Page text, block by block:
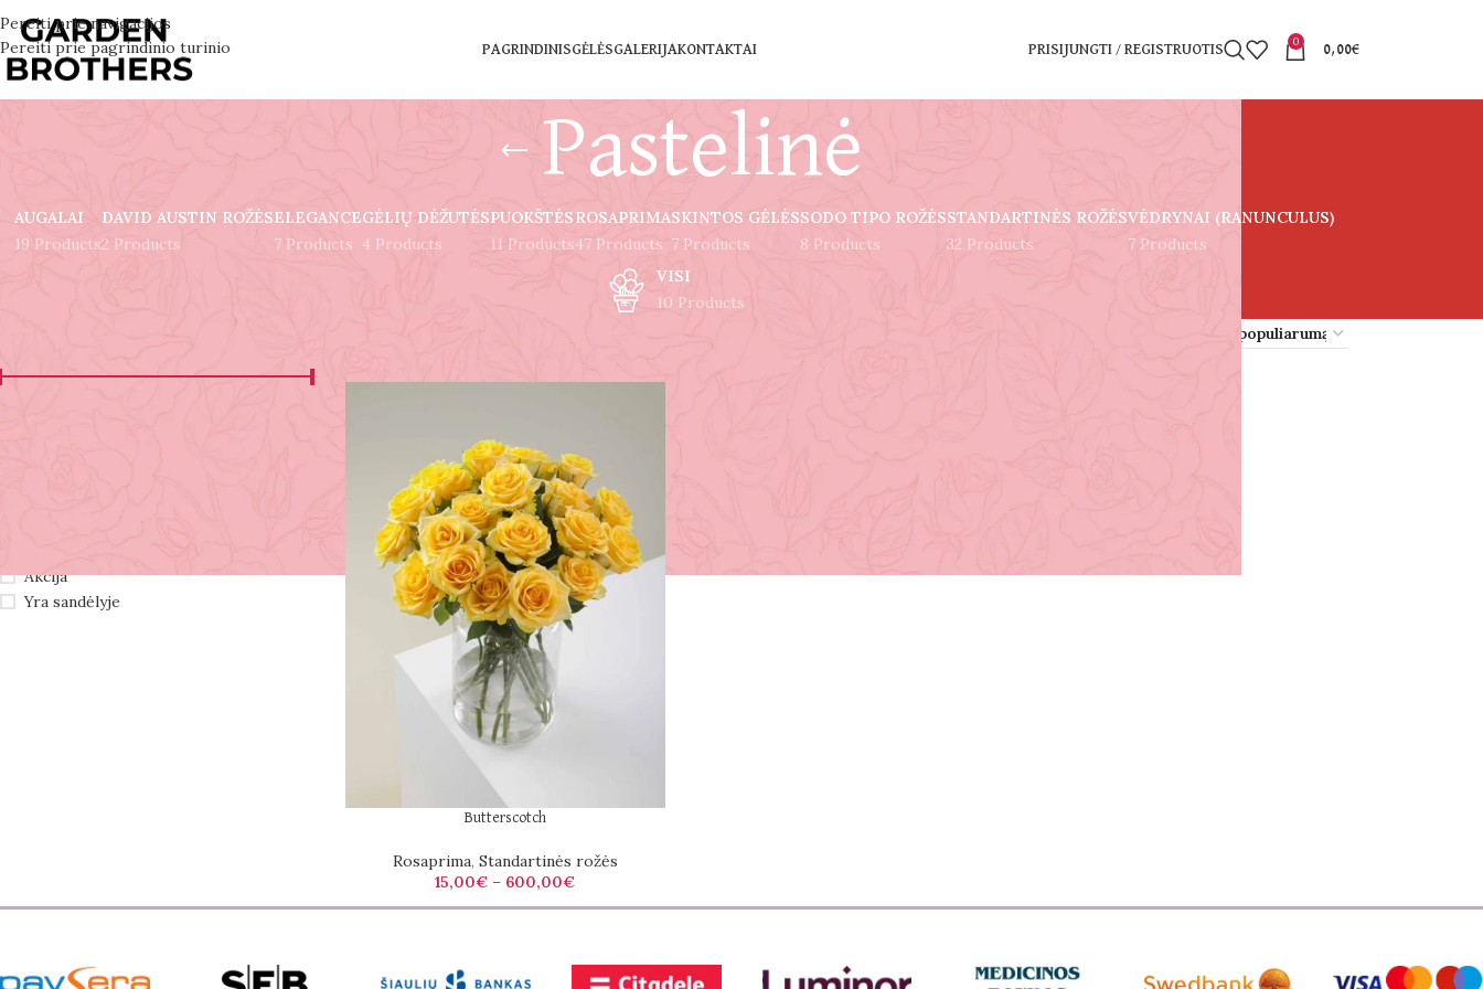
Pereiti prie navigacijos
Pereiti prie pagrindinio turinio
PAGRINDINISGĖLĖSGALERIJAKONTAKTAI PRISIJUNGTI / REGISTRUOTIS
0
0,00€
Pastelinė
AUGALAI
19 Products
DAVID AUSTIN ROŽĖS
2 Products
ELEGANCE
7 Products
GĖLIŲ DĖŽUTĖS
4 Products
PUOKŠTĖS
11 Products
ROSAPRIMA
47 Products
SKINTOS GĖLĖS
7 Products
SODO TIPO ROŽĖS
8 Products
STANDARTINĖS ROŽĖS
32 Products
VĖDRYNAI (RANUNCULUS)
7 Products
VISI
10 Products
Akcija
Yra sandėlyje
Butterscotch
Rosaprima, Standartinės rožės
15,00€ – 600,00€